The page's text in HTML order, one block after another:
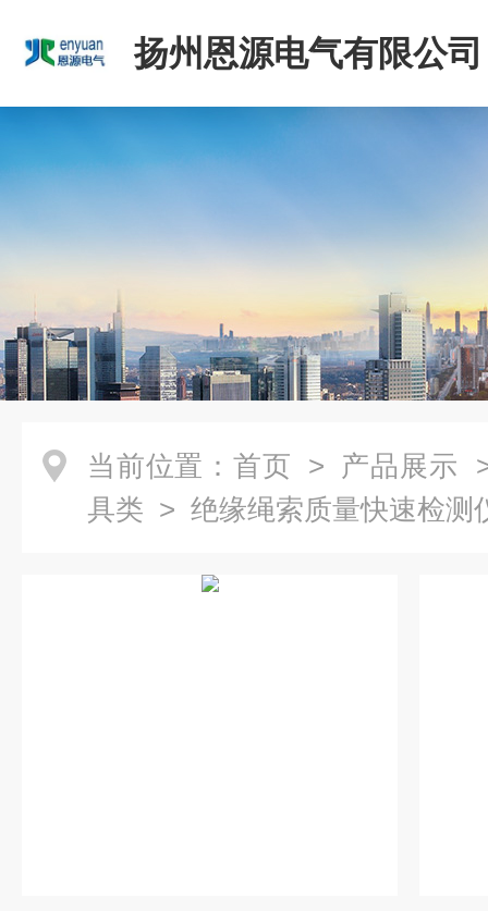
扬州恩源电气有限公司
当前位置： 首页 > 产品展示
具类 > 绝缘绳索质量快速检测